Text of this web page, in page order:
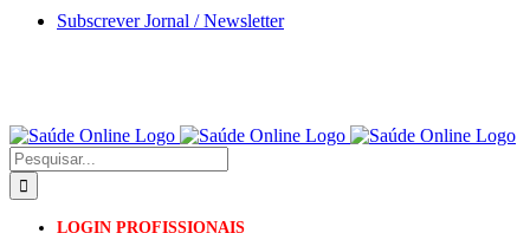
Skip
Subscrever Jornal / Newsletter
Pesquisar
LOGIN PROFISSIONAIS